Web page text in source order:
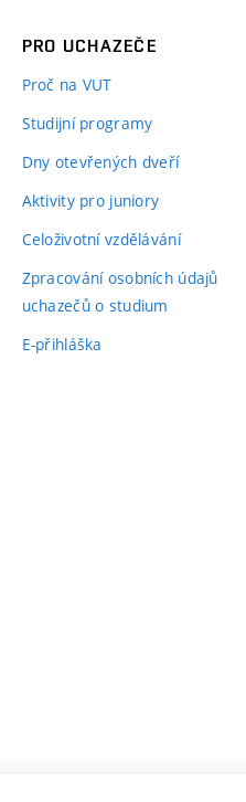
PRO UCHAZEČE
Proč na VUT
Studijní programy
Dny otevřených dveří
Aktivity pro juniory
Celoživotní vzdělávání
Zpracování osobních údajů
uchazečů o studium
E-přihláška